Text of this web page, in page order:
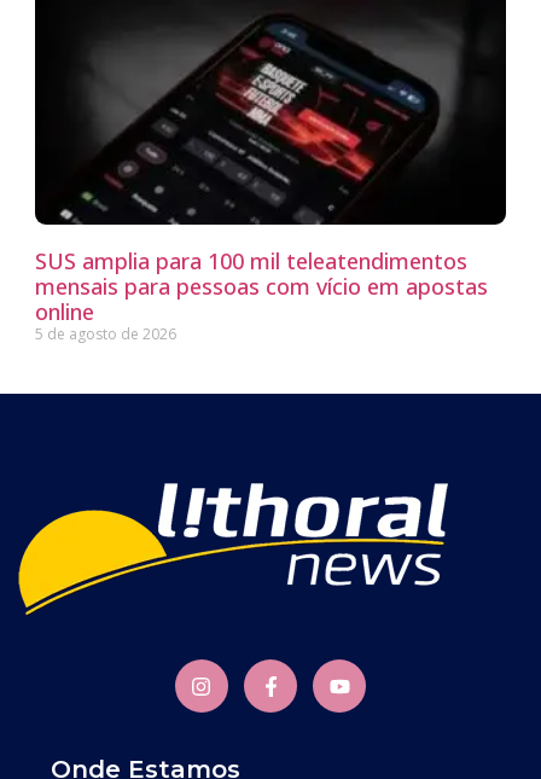
SUS amplia para 100 mil teleatendimentos
mensais para pessoas com vício em apostas
online
5 de agosto de 2026
Onde Estamos